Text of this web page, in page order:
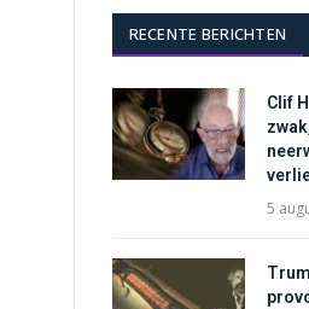
RECENTE BERICHTEN
Clif
5